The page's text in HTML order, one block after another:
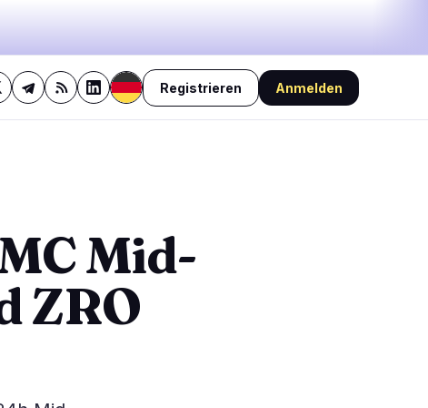
Registrieren Anmelden
1
0
0
0
BitMart gibt US-Nutzern nur
Tage für Krypto-
Abhebungen
BEARISH
XRP-Fonds verliert Erholung
nach Marktverlust von 16,8
Mid-
ZRO